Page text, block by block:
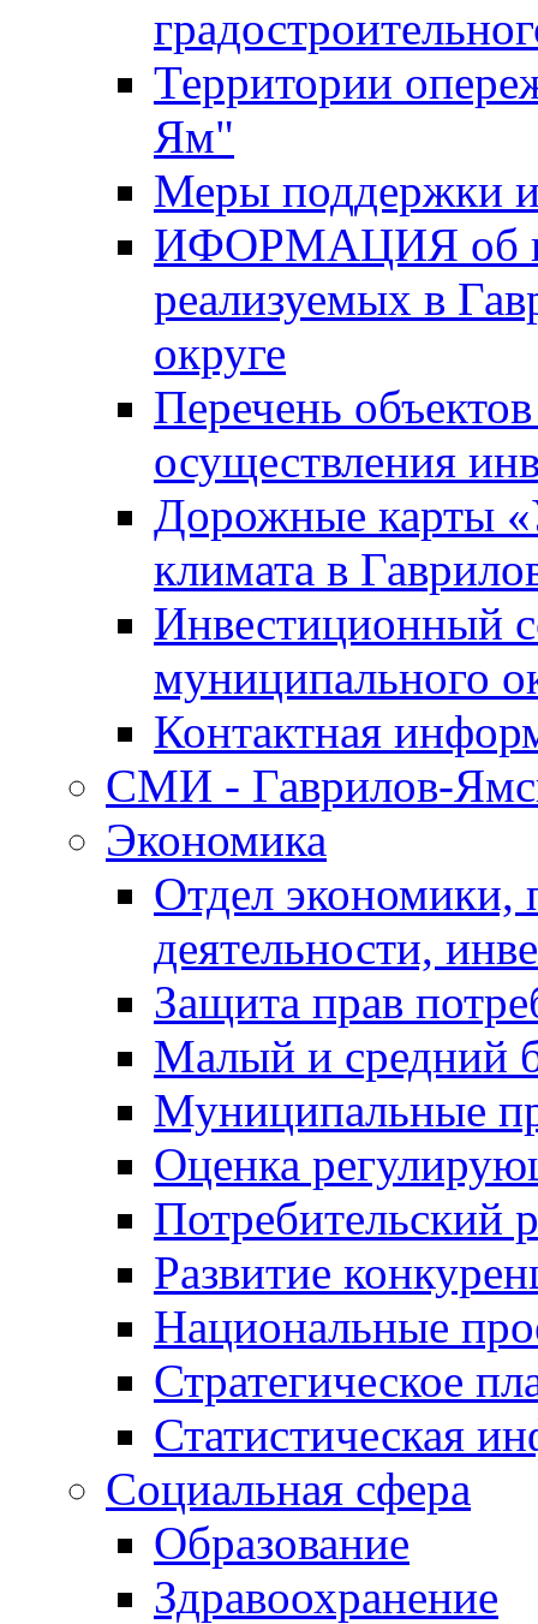
Территории
Ям"
Меры поддержки
ИФОРМАЦИЯ об
реализуемых в
округе
Перечень
осуществления
Дорожные карты
климата в
Инвестиционный
муниципального
Контактная
СМИ - Гаврилов-
Экономика
Отдел экономики,
деятельности,
Защита прав
Малый и средний
Муниципальные
Оценка
Потребительский
Развитие
Национальные
Стратегическое
Статистическая
Социальная сфера
Образование
Здравоохранение